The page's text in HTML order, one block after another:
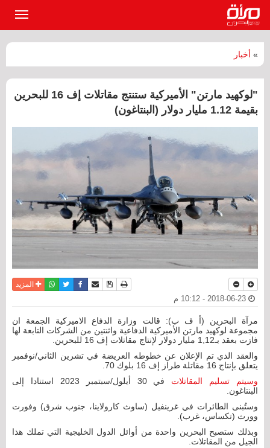
» أخبار
"لوكهيد مارتن" الأميركية ستنتج مقاتلات إف 16 للبحرين
بقيمة 1.12 مليار دولار (البنتاغون)
نسخة للطباعة
حفظ الموضوع
أرسل الى صديق
فيسبوكتويترواتسابالمزيد
مرآة البحرين (أ ف ب): قالت وزارة الدفاع الاميركية الجمعة ان
مجموعة لوكهيد مارتن الأميركية الدفاعية واثنتين من الشركات التابعة لها
فازت بعقد بـ1,12 مليار دولار لإنتاج مقاتلات إف 16 للبحرين.
والعقد الذي تم الإعلان عن خطوطه العريضة في تشرين الثاني/نوفمبر
يتعلق بإنتاج 16 مقاتلة طراز إف 16 بلوك 70.
وسيتم تسليم المقاتلات
في 30 أيلول/سبتمبر 2023 استنادا إلى
البنتاغون.
وستُبنى الطائرات في غرينفيل (ساوث كارولاينا، جنوب شرق) وفورت
وورث (تكساس، غرب).
وبذلك ستصبح البحرين واحدة من أوائل الدول الخليجية التي تملك هذا
الجيل من المقاتلات.